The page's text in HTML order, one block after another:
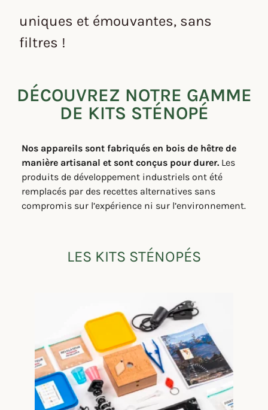
uniques et émouvantes, sans
filtres !
DÉCOUVREZ NOTRE GAMME
DE KITS STÉNOPÉ
Nos appareils sont fabriqués en bois de hêtre de
manière artisanal et sont conçus pour durer.Les
produits de développement industriels ont été
remplacés par des recettes alternatives sans
compromis sur l’expérience ni sur l’environnement.
LES KITS STÉNOPÉS